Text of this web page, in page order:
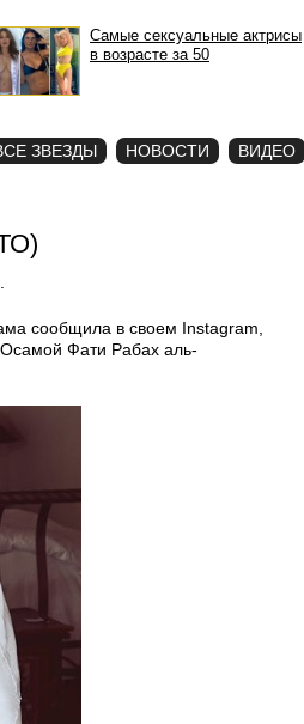
Самые сексуальные актрисы
в возрасте за 50
ЗВЕЗДЫ НОВОСТИ ВИДЕО
сообщила в своем Instagram,
Фати Рабах аль-